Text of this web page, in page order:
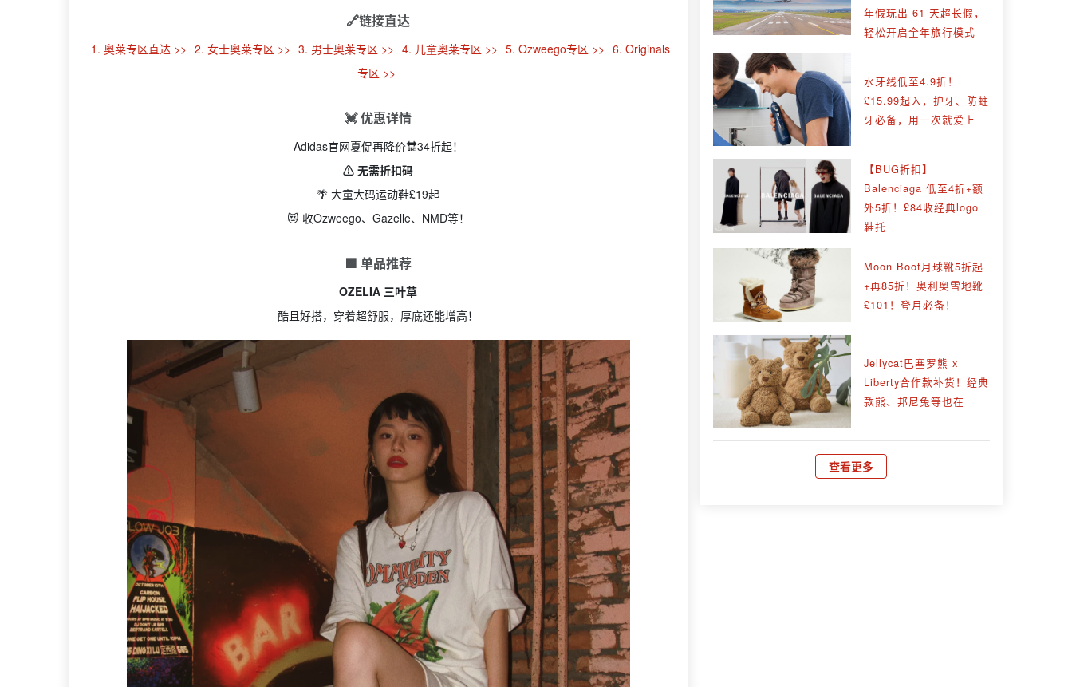
🔗链接直达
1. 奥莱专区直达 >> 2. 女士奥莱专区 >> 3. 男士奥莱专区 >> 4. 儿童奥莱专区 >> 5. Ozweego专区 >> 6. Originals
专区 >>
💓 优惠详情
Adidas官网夏促再降价🔛34折起！
⚠️ 无需折扣码
🌴 大童大码运动鞋£19起
😻 收Ozweego、Gazelle、NMD等！
🟩 单品推荐
OZELIA 三叶草
酷且好搭，穿着超舒服，厚底还能增高！
年假玩出 61 天超长假，
轻松开启全年旅行模式
水牙线低至4.9折！
£15.99起入，护牙、防蛀
牙必备，用一次就爱上
【BUG折扣】
Balenciaga 低至4折+额
外5折！£84收经典logo
鞋托
Moon Boot月球靴5折起
+再85折！奥利奥雪地靴
£101！登月必备！
Jellycat巴塞罗熊 x
Liberty合作款补货！经典
款熊、邦尼兔等也在
查看更多